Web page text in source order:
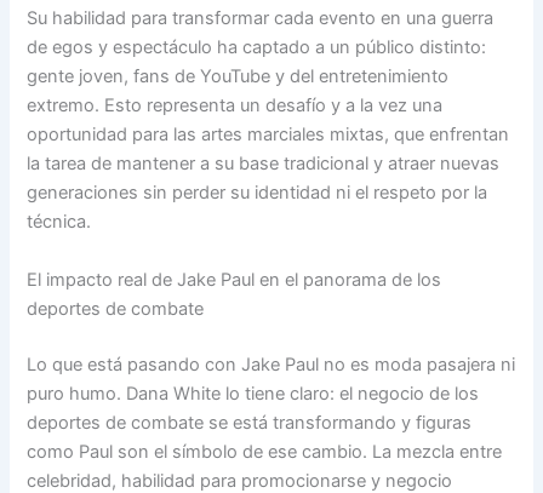
Su habilidad para transformar cada evento en una guerra
de egos y espectáculo ha captado a un público distinto:
gente joven, fans de YouTube y del entretenimiento
extremo. Esto representa un desafío y a la vez una
oportunidad para las artes marciales mixtas, que enfrentan
la tarea de mantener a su base tradicional y atraer nuevas
generaciones sin perder su identidad ni el respeto por la
técnica.
El impacto real de Jake Paul en el panorama de los
deportes de combate
Lo que está pasando con Jake Paul no es moda pasajera ni
puro humo. Dana White lo tiene claro: el negocio de los
deportes de combate se está transformando y figuras
como Paul son el símbolo de ese cambio. La mezcla entre
celebridad, habilidad para promocionarse y negocio